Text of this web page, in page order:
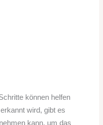
können helfen
wird, gibt es
kann, um das